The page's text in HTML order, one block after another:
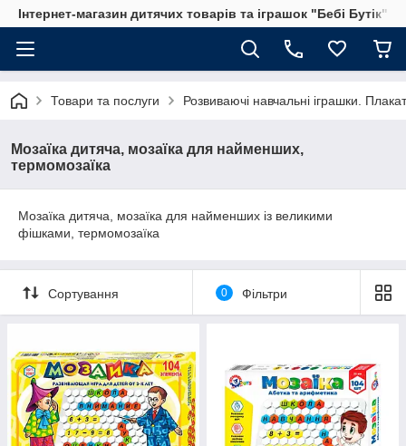
Інтернет-магазин дитячих товарів та іграшок "Бебі Бутік"
Товари та послуги Розвиваючі навчальні іграшки.
Мозаїка дитяча, мозаїка для найменших,
термомозаїка
Мозаїка дитяча, мозаїка для найменших із великими
фішками, термомозаїка
Сортування 0 Фільтри